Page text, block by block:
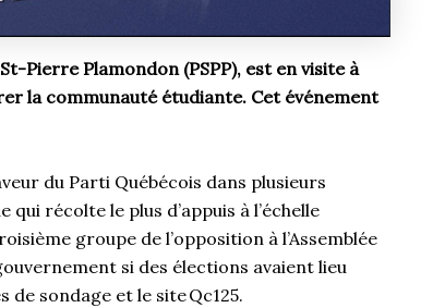
Pierre Plamondon (PSPP), est en visite à
la communauté étudiante. Cet événement
du Parti Québécois dans plusieurs
récolte le plus d’appuis à l’échelle
groupe de l’opposition à l’Assemblée
si des élections avaient lieu
de sondage et le site Qc125.